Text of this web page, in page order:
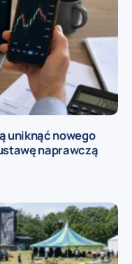
uniknąć nowego
naprawczą